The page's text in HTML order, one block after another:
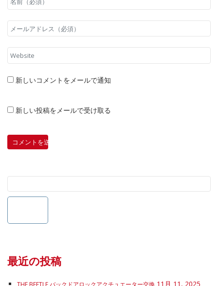
新しいコメントをメールで通知
新しい投稿をメールで受け取る
最近の投稿
THE BEETLE バックドアロックアクチュエーター交換 11月 11, 2025